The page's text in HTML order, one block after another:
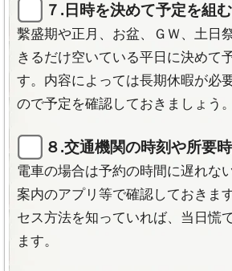
脱毛サロン
STLASSH
最新理論のSHR脱毛導入サ
ロン。美容成分導入もうれ
しい。
す。
７.日時を決めて予定を組む
繫盛期や正月、お盆、ＧＷ、土日
きるだけ空いている平日に決めて
す。内容によっては長期休暇が必
ので予定を確認しておきましょう。
８.交通機関の時刻や所要
電車の場合は予約の時間に遅れな
案内のアプリ等で確認しておきま
セス方法を知っていれば、当日慌
ます。